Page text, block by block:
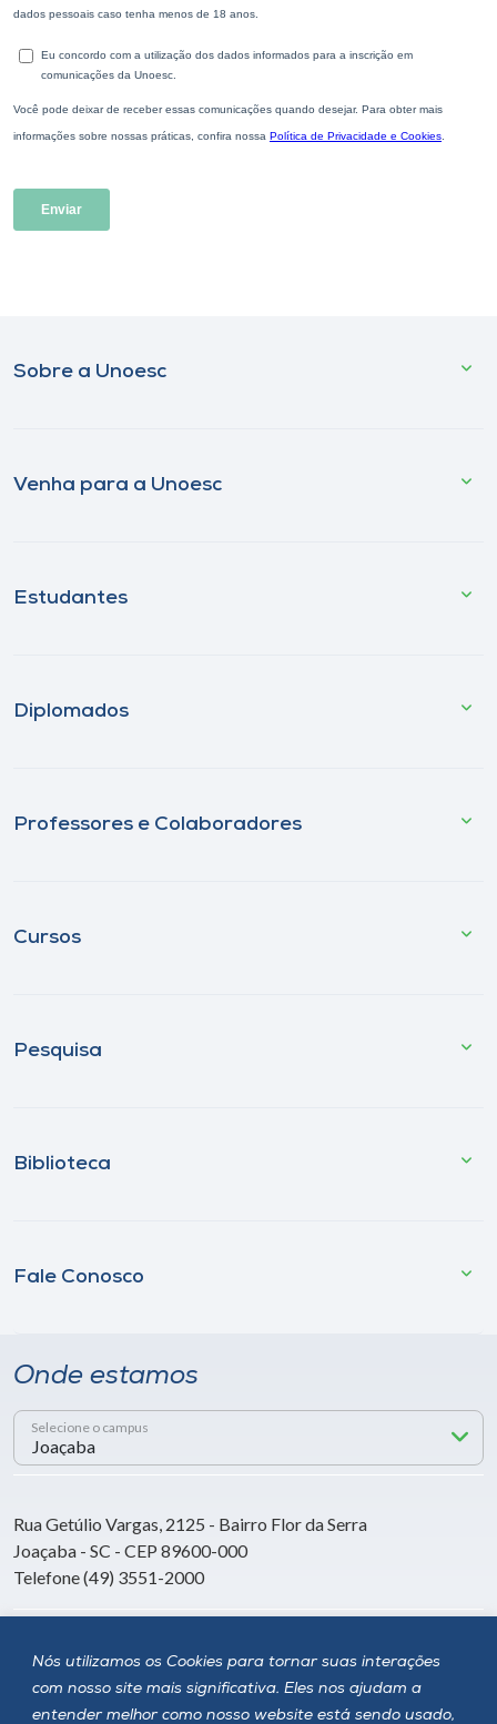
Nós utilizamos os Cookies para tornar suas interações
com nosso site mais significativa. Eles nos ajudam a
entender melhor como nosso website está sendo usado,
Sobre a Unoesc
Venha para a Unoesc
Estudantes
Diplomados
Professores e Colaboradores
Cursos
Pesquisa
Biblioteca
Fale Conosco
Onde estamos
Selecione o campus
Rua Getúlio Vargas, 2125 - Bairro Flor da Serra
Joaçaba - SC - CEP 89600-000
Telefone (49) 3551-2000
Siga a Unoesc